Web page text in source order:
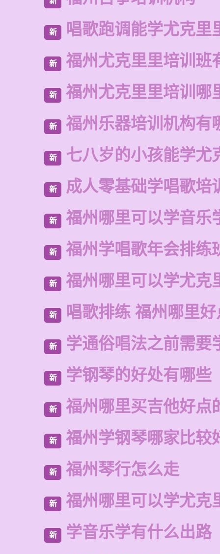
新 唱歌跑调能学尤克里
新 福州尤克里里培训班
新 福州尤克里里培训哪
新 福州乐器培训机构有
新 七八岁的小孩能学尤
新 成人零基础学唱歌培
新 福州哪里可以学音乐
新 福州学唱歌年会排练
新 福州哪里可以学尤克
新 唱歌排练 福州哪里
新 学通俗唱法之前需要
新 学钢琴的好处有哪些
新 福州哪里买吉他好点
新 福州学钢琴哪家比较
新 福州琴行怎么走
新 福州哪里可以学尤克
新 学音乐学有什么出路